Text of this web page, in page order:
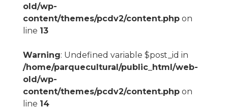
old/wp-
content/themes/pcdv2/content.phpon
line 13
Warning: Undefined variable $post_id in
/home/parquecultural/public_html/web-
old/wp-
content/themes/pcdv2/content.phpon
line 14